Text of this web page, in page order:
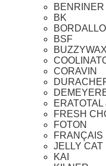
BENRINER
BK
BORDALLO
BSF
CORAVIN
FRESH
FOTON
FRANÇAIS
JELLY CAT
KAI